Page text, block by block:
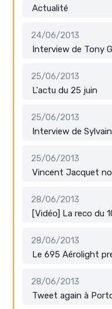
Actualité
24/06/2013
Interview de Tony
25/06/2013
L'actu du 25 juin
25/06/2013
Interview de
25/06/2013
Vincent Jacquet
28/06/2013
[Vidéo] La reco du
28/06/2013
Le 695 Aérolight
28/06/2013
Tweet again à